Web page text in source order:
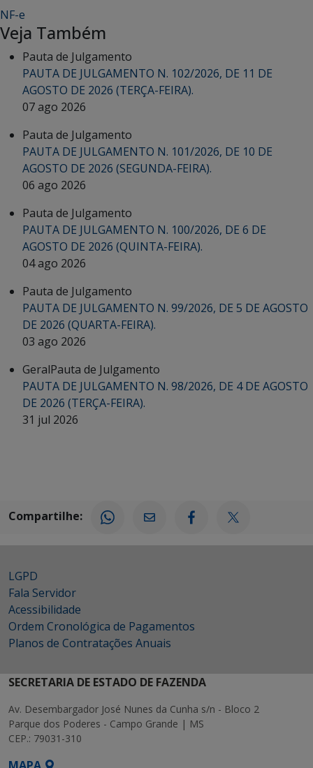
NF-e
Veja Também
Pauta de Julgamento
PAUTA DE JULGAMENTO N. 102/2026, DE 11 DE
AGOSTO DE 2026 (TERÇA-FEIRA).
07 ago 2026
Pauta de Julgamento
PAUTA DE JULGAMENTO N. 101/2026, DE 10 DE
AGOSTO DE 2026 (SEGUNDA-FEIRA).
06 ago 2026
Pauta de Julgamento
PAUTA DE JULGAMENTO N. 100/2026, DE 6 DE
AGOSTO DE 2026 (QUINTA-FEIRA).
04 ago 2026
Pauta de Julgamento
PAUTA DE JULGAMENTO N. 99/2026, DE 5 DE AGOSTO
DE 2026 (QUARTA-FEIRA).
03 ago 2026
GeralPauta de Julgamento
PAUTA DE JULGAMENTO N. 98/2026, DE 4 DE AGOSTO
DE 2026 (TERÇA-FEIRA).
31 jul 2026
Compartilhe:
LGPD
Fala Servidor
Acessibilidade
Ordem Cronológica de Pagamentos
Planos de Contratações Anuais
SECRETARIA DE ESTADO DE FAZENDA
Av. Desembargador José Nunes da Cunha s/n - Bloco 2
Parque dos Poderes - Campo Grande | MS
CEP.: 79031-310